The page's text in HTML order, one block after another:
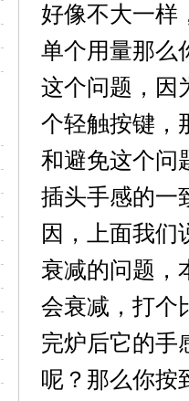
好像不大一样
单个用量那么
这个问题，因
个轻触按键，
和避免这个问
插头手感的一
因，上面我们
衰减的问题，
会衰减，打个
完炉后它的手
呢？那么你按